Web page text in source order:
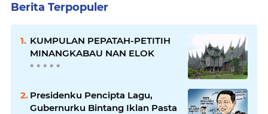
Berita Terpopuler
KUMPULAN PEPATAH-PETITIH
MINANGKABAU NAN ELOK
Presidenku Pencipta Lagu,
Gubernurku Bintang Iklan Pasta